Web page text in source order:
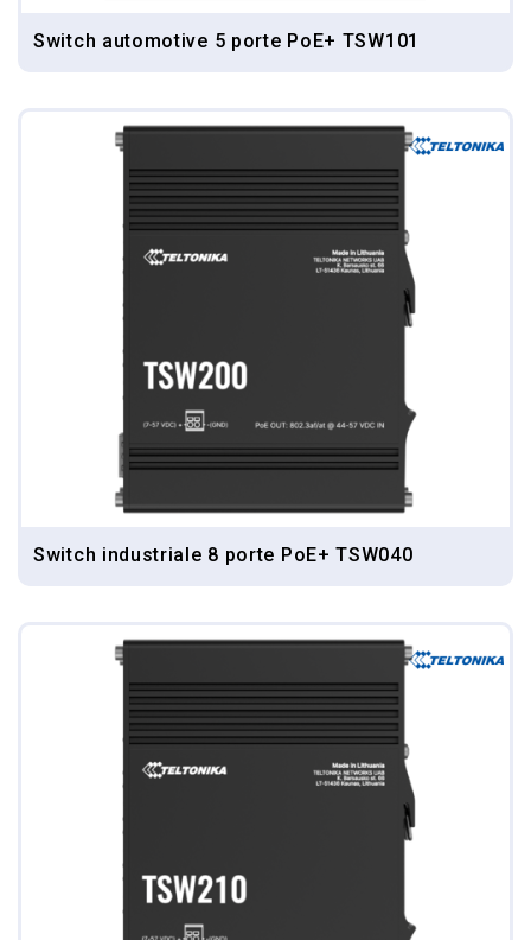
Switch automotive 5 porte PoE+ TSW101
Switch industriale 8 porte PoE+ TSW040